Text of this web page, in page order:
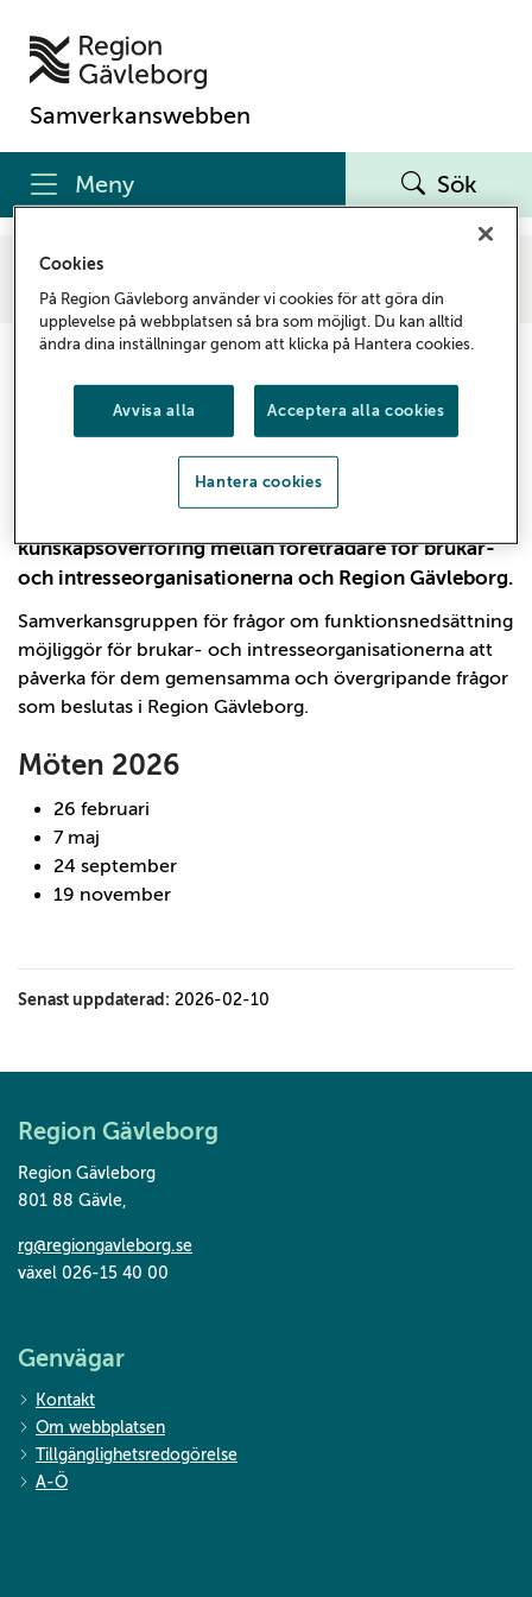
Samverkanswebben
Meny Sök
Samverkanswebben
Samverkansgrupp för frågor om funktionsnedsättning
om funktionsnedsättning
Samverkansgruppen för frågor om
funktionsnedsättning är en organisation för
kunskapsöverföring mellan företrädare för brukar-
och intresseorganisationerna och Region Gävleborg.
Samverkansgruppen för frågor om funktionsnedsättning
möjliggör för brukar- och intresseorganisationerna att
påverka för dem gemensamma och övergripande frågor
som beslutas i Region Gävleborg.
Möten 2026
26 februari
7 maj
24 september
19 november
Senast uppdaterad: 2026-02-10
Region Gävleborg
Region Gävleborg
801 88 Gävle,
rg@regiongavleborg.se
växel 026-15 40 00
Genvägar
Kontakt
Om webbplatsen
Tillgänglighetsredogörelse
A-Ö
Cookies
På Region Gävleborg använder vi cookies för att göra din
upplevelse på webbplatsen så bra som möjligt. Du kan alltid
ändra dina inställningar genom att klicka på Hantera cookies.
Avvisa alla Acceptera alla cookies
Hantera cookies